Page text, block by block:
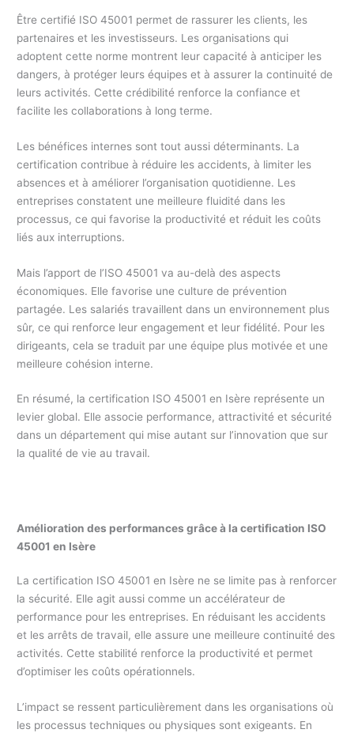
Être certifié ISO 45001 permet de rassurer les clients, les
partenaires et les investisseurs. Les organisations qui
adoptent cette norme montrent leur capacité à anticiper les
dangers, à protéger leurs équipes et à assurer la continuité de
leurs activités. Cette crédibilité renforce la confiance et
facilite les collaborations à long terme.
Les bénéfices internes sont tout aussi déterminants. La
certification contribue à réduire les accidents, à limiter les
absences et à améliorer l’organisation quotidienne. Les
entreprises constatent une meilleure fluidité dans les
processus, ce qui favorise la productivité et réduit les coûts
liés aux interruptions.
Mais l’apport de l’ISO 45001 va au-delà des aspects
économiques. Elle favorise une culture de prévention
partagée. Les salariés travaillent dans un environnement plus
sûr, ce qui renforce leur engagement et leur fidélité. Pour les
dirigeants, cela se traduit par une équipe plus motivée et une
meilleure cohésion interne.
En résumé, la certification ISO 45001 en Isère représente un
levier global. Elle associe performance, attractivité et sécurité
dans un département qui mise autant sur l’innovation que sur
la qualité de vie au travail.
Amélioration des performances grâce à la certification ISO
45001 en Isère
La certification ISO 45001 en Isère ne se limite pas à renforcer
la sécurité. Elle agit aussi comme un accélérateur de
performance pour les entreprises. En réduisant les accidents
et les arrêts de travail, elle assure une meilleure continuité des
activités. Cette stabilité renforce la productivité et permet
d’optimiser les coûts opérationnels.
L’impact se ressent particulièrement dans les organisations où
les processus techniques ou physiques sont exigeants. En